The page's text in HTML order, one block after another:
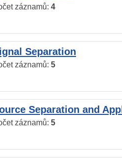
záznamů: 4
Separation
záznamů: 5
Separation and
záznamů: 5